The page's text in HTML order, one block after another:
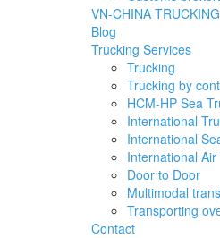
VN-CHINA TRUCKING
Blog
Trucking Services
Trucking
Trucking by
HCM-HP Sea
International
International
International Air
Door to Door
Multimodal
Transporting
Contact